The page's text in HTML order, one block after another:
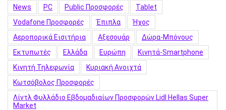
News
PC Public Προσφορές
Tablet
Vodafone Προσφορές
Έπιπλα
Ήχος
Αεροπορικά Εισιτήρια
Αξεσουάρ
Δώρα-Μπόνους
Εκτυπωτές
Ελλάδα Ευρώπη
Κινητά-Smartphone
Κινητή Τηλεφωνία
Κυριακή Ανοιχτά
Κωτσόβολος Προσφορές
Λίντλ Φυλλάδιο Εβδομαδιαίων Προσφορών Lidl Hellas Super
Market